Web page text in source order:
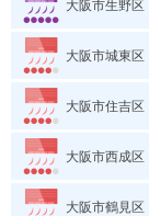
大阪市生野区
大阪市城東区
大阪市住吉区
大阪市西成区
大阪市鶴見区